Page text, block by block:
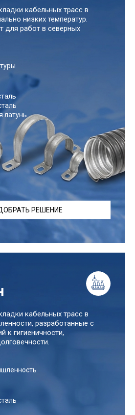
кабельных трасс в
низких температур.
для работ в северных
латунь
РЕШЕНИЕ
кабельных трасс в
разработанные с
к гигиеничности,